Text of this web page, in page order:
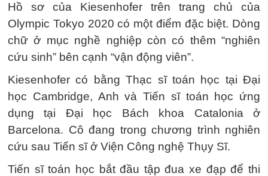
Hồ sơ của Kiesenhofer trên trang chủ của
Olympic Tokyo 2020 có một điểm đặc biệt. Dòng
chữ ở mục nghề nghiệp còn có thêm “nghiên
cứu sinh” bên cạnh “vận động viên”.
Kiesenhofer có bằng Thạc sĩ toán học tại Đại
học Cambridge, Anh và Tiến sĩ toán học ứng
dụng tại Đại học Bách khoa Catalonia ở
Barcelona. Cô đang trong chương trình nghiên
cứu sau Tiến sĩ ở Viện Công nghệ Thụy Sĩ.
Tiến sĩ toán học bắt đầu tập đua xe đạp để thi